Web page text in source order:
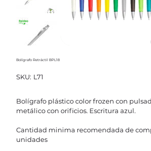
Bolígrafo Retráctil BPL18
SKU: SKU
L71
L71
Bolígrafo plástico color frozen con
metálico con orificios. Escritura azul.
Cantidad minima recomendada de
unidades